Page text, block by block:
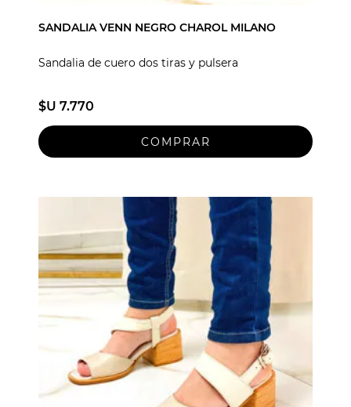
SANDALIA VENN NEGRO CHAROL MILANO
Sandalia de cuero dos tiras y pulsera
$U 7.770